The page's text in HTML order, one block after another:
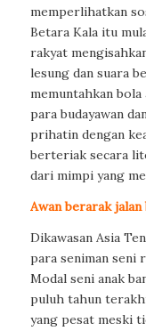
memperlihatkan
Betara Kala itu
rakyat
lesung dan suara
memuntahkan
para budayawan
prihatin dengan
berteriak secara
dari mimpi yang
Awan berarak
Dikawasan Asia
para seniman seni
Modal seni anak
puluh tahun
yang pesat meski